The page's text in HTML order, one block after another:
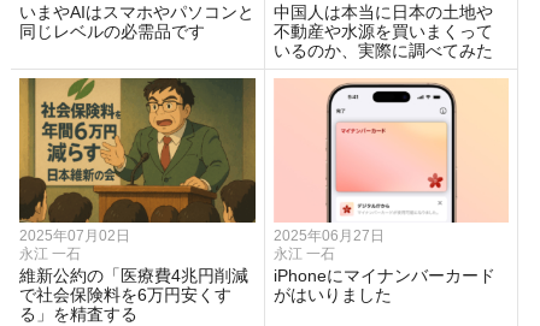
いまやAIはスマホやパソコンと
同じレベルの必需品です
中国人は本当に日本の土地や
不動産や水源を買いまくって
いるのか、実際に調べてみた
2025年07月02日
永江 一石
維新公約の「医療費4兆円削減
で社会保険料を6万円安くす
る」を精査する
2025年06月27日
永江 一石
iPhoneにマイナンバーカード
がはいりました